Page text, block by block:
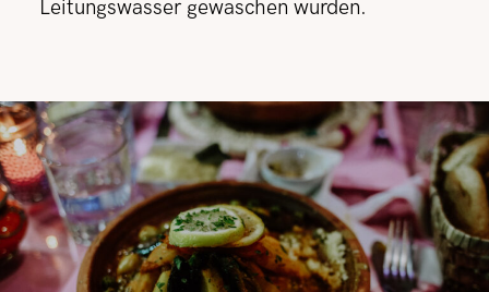
Leitungswasser gewaschen wurden.